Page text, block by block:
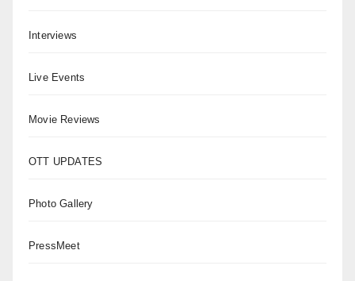
Interviews
Live Events
Movie Reviews
OTT UPDATES
Photo Gallery
PressMeet